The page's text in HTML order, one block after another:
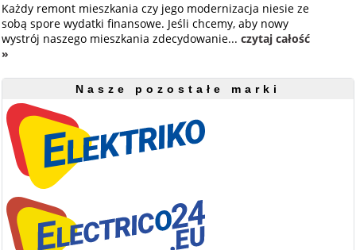
Każdy remont mieszkania czy jego modernizacja niesie ze
sobą spore wydatki finansowe. Jeśli chcemy, aby nowy
wystrój naszego mieszkania zdecydowanie...czytaj całość
»
Nasze pozostałe marki